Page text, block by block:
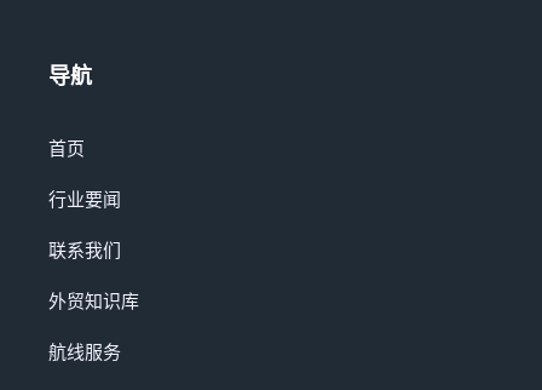
导航
首页
行业要闻
联系我们
外贸知识库
航线服务